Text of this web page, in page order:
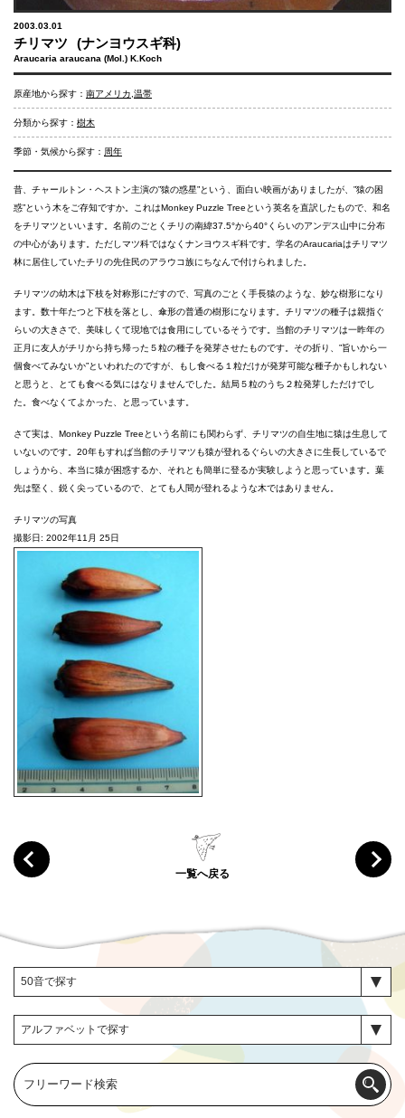
2003.03.01
チリマツ (ナンヨウスギ科)
Araucaria araucana (Mol.) K.Koch
原産地から探す： 南アメリカ 温帯
分類から探す： 樹木
季節・気候から探す： 周年
昔、チャールトン・ヘストン主演の”猿の惑星”という、面白い映画がありましたが、”猿の困
惑”という木をご存知ですか。これはMonkey Puzzle Treeという英名を直訳したもので、和名
をチリマツといいます。名前のごとくチリの南緯37.5°から40°くらいのアンデス山中に分布
の中心があります。ただしマツ科ではなくナンヨウスギ科です。学名のAraucariaはチリマツ
林に居住していたチリの先住民のアラウコ族にちなんで付けられました。
チリマツの幼木は下枝を対称形にだすので、写真のごとく手長猿のような、妙な樹形になり
ます。数十年たつと下枝を落とし、傘形の普通の樹形になります。チリマツの種子は親指ぐ
らいの大きさで、美味しくて現地では食用にしているそうです。当館のチリマツは一昨年の
正月に友人がチリから持ち帰った５粒の種子を発芽させたものです。その折り、”旨いから一
個食べてみないか”といわれたのですが、もし食べる１粒だけが発芽可能な種子かもしれない
と思うと、とても食べる気にはなりませんでした。結局５粒のうち２粒発芽しただけでし
た。食べなくてよかった、と思っています。
さて実は、Monkey Puzzle Treeという名前にも関わらず、チリマツの自生地に猿は生息して
いないのです。20年もすれば当館のチリマツも猿が登れるぐらいの大きさに生長しているで
しょうから、本当に猿が困惑するか、それとも簡単に登るか実験しようと思っています。葉
先は堅く、鋭く尖っているので、とても人間が登れるような木ではありません。
チリマツの写真
撮影日: 2002年11月 25日
一覧へ戻る